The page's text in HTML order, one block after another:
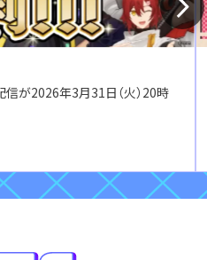
信が2026年3月31日（火）20時